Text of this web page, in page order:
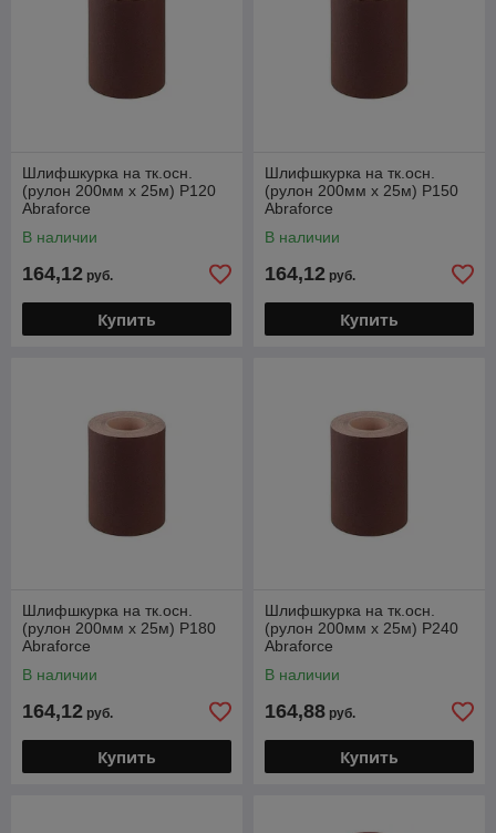
Шлифшкурка на тк.осн.
(рулон 200мм х 25м) Р120
Abraforce
В наличии
164,12 руб.
Купить
Шлифшкурка на тк.осн.
(рулон 200мм х 25м) Р150
Abraforce
В наличии
164,12 руб.
Купить
Шлифшкурка на тк.осн.
(рулон 200мм х 25м) Р180
Abraforce
В наличии
164,12 руб.
Купить
Шлифшкурка на тк.осн.
(рулон 200мм х 25м) Р240
Abraforce
В наличии
164,88 руб.
Купить